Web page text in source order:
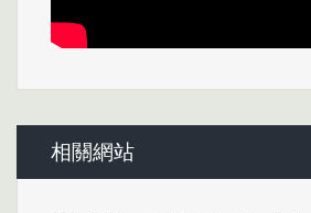
相關網站